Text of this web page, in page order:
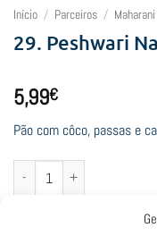
Início / Parceiros /
29. Peshwari
5,99€
Pão com côco, passas e
Quantidade de 29. Peshwari Nan